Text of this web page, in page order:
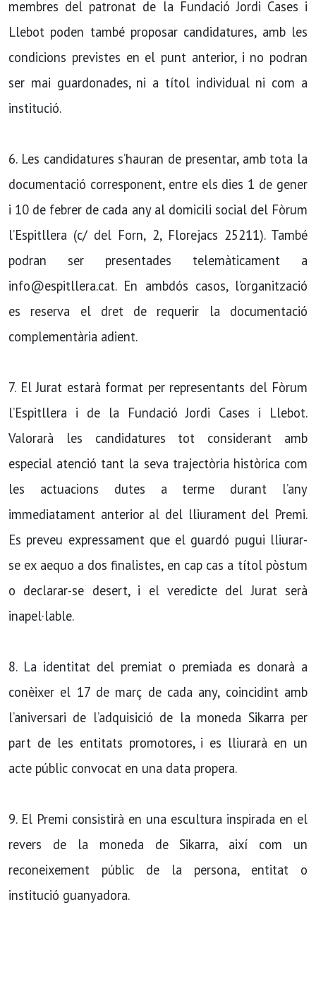
membres del patronat de la Fundació Jordi Cases i
Llebot poden també proposar candidatures, amb les
condicions previstes en el punt anterior, i no podran
ser mai guardonades, ni a títol individual ni com a
institució.
6. Les candidatures s’hauran de presentar, amb tota la
documentació corresponent, entre els dies 1 de gener
i 10 de febrer de cada any al domicili social del Fòrum
l’Espitllera (c/ del Forn, 2, Florejacs 25211). També
podran ser presentades telemàticament a
info@espitllera.cat. En ambdós casos, l’organització
es reserva el dret de requerir la documentació
complementària adient.
7. El Jurat estarà format per representants del Fòrum
l’Espitllera i de la Fundació Jordi Cases i Llebot.
Valorarà les candidatures tot considerant amb
especial atenció tant la seva trajectòria històrica com
les actuacions dutes a terme durant l’any
immediatament anterior al del lliurament del Premi.
Es preveu expressament que el guardó pugui lliurar-
se ex aequo a dos finalistes, en cap cas a títol pòstum
o declarar-se desert, i el veredicte del Jurat serà
inapel·lable.
8. La identitat del premiat o premiada es donarà a
conèixer el 17 de març de cada any, coincidint amb
l’aniversari de l’adquisició de la moneda Sikarra per
part de les entitats promotores, i es lliurarà en un
acte públic convocat en una data propera.
9. El Premi consistirà en una escultura inspirada en el
revers de la moneda de Sikarra, així com un
reconeixement públic de la persona, entitat o
institució guanyadora.